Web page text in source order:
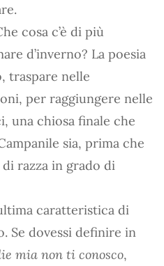
cosa c’è di più
d’inverno? La poesia
traspare nelle
per raggiungere nelle
una chiosa finale che
sia, prima che
razza in grado di
caratteristica di
Se dovessi definire in
mia non ti conosco,